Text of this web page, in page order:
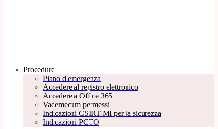
Procedure
Piano d'emergenza
Accedere al registro elettronico
Accedere a Office 365
Vademecum permessi
Indicazioni CSIRT-MI per la sicurezza
Indicazioni PCTO